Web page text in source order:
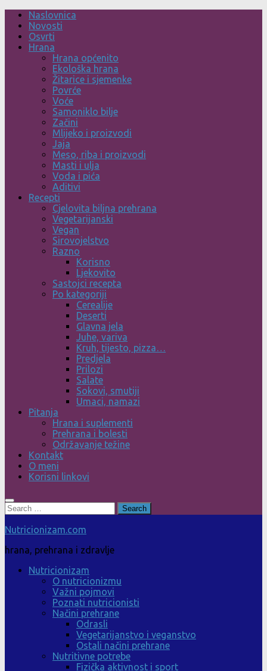
Skip
content
Naslovnica
Novosti
Osvrti
Hrana
Hrana općenito
Ekološka hrana
Žitarice i sjemenke
Povrće
Voće
Samoniklo bilje
Začini
Mlijeko i proizvodi
Jaja
Meso, riba i proizvodi
Masti i ulja
Voda i pića
Aditivi
Recepti
Cjelovita biljna prehrana
Vegetarijanski
Vegan
Sirovojelstvo
Razno
Korisno
Ljekovito
Sastojci recepta
Po kategoriji
Cerealije
Deserti
Glavna jela
Juhe, variva
Kruh, tijesto, pizza…
Predjela
Prilozi
Salate
Sokovi, smutiji
Umaci, namazi
Pitanja
Hrana i suplementi
Prehrana i bolesti
Održavanje težine
Kontakt
O meni
Korisni linkovi
Search
for:
Nutricionizam.com
hrana, prehrana i zdravlje
Nutricionizam
O nutricionizmu
Važni pojmovi
Poznati nutricionisti
Načini prehrane
Odrasli
Vegetarijanstvo i veganstvo
Ostali načini prehrane
Nutritivne potrebe
Fizička aktivnost i sport